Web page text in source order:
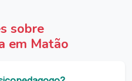
sobre
em Matão